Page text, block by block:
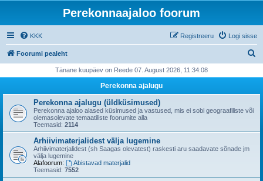
Perekonnaajaloo foorum
KKK Logi sisse
Registreeru
Foorumi pealeht
i
Tänane kuupäev on Reede 07. August 2026, 11:34:08
Perekonna ajalugu
Perekonna ajalugu (üldküsimused)
Perekonna ajaloo alased küsimused ja vastused, mis ei sobi geograafiliste või
olemasolevate temaatiliste foorumite alla
Teemasid: 2114
Arhiivimaterjalidest välja lugemine
Arhiivimaterjalidest (sh Saagas olevatest) raskesti aru saadavate sõnade jm
välja lugemine
Alafoorum:
Abistavad materjalid
Teemasid: 7552